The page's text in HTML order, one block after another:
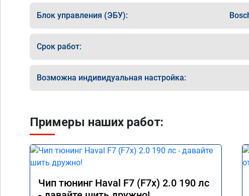
Блок управления (ЭБУ):
Срок работ:
Возможна индивидуальная настройка:
Примеры наших работ:
Чип тюнинг Haval F7 (F7x) 2.0 190 лс